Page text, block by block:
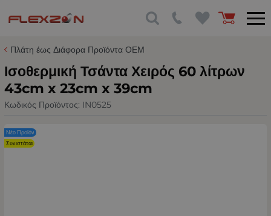
Πλάτη έως Διάφορα Προϊόντα ΟΕΜ
Ισοθερμική Τσάντα Χειρός 60 λίτρων
43cm x 23cm x 39cm
Κωδικός Προϊόντος: IN0525
Νέο Προϊόν
Συνιστάται